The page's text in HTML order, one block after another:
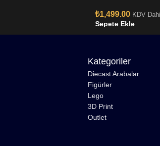
₺1,499.00 KDV
Sepete Ekle
Kategoriler
Diecast Arabalar
Figürler
Lego
3D Print
Outlet